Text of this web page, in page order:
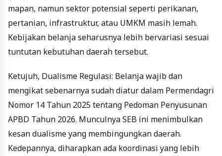
mapan, namun sektor potensial seperti perikanan,
pertanian, infrastruktur, atau UMKM masih lemah.
Kebijakan belanja seharusnya lebih bervariasi sesuai
tuntutan kebutuhan daerah tersebut.
Ketujuh, Dualisme Regulasi: Belanja wajib dan
mengikat sebenarnya sudah diatur dalam Permendagri
Nomor 14 Tahun 2025 tentang Pedoman Penyusunan
APBD Tahun 2026. Munculnya SEB ini menimbulkan
kesan dualisme yang membingungkan daerah.
Kedepannya, diharapkan ada koordinasi yang lebih